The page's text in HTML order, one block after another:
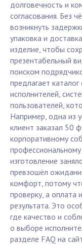
долговечность и
согласования. Без
возникнуть
упаковка и
изделие, чтобы
презентабельный
поиском
предлагает
исполнителей,
пользователей,
Например, одна из
клиент заказал 50
корпоративному
изготовление
превзошёл
комфорт, потому
проверку, а оплата
результата. Это
где качество и
о выборе
разделе FAQ на